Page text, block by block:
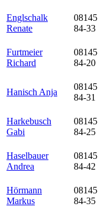
Englschalk
Renate
08145
84-33
Furtmeier
Richard
08145
84-20
Hanisch Anja
08145
84-31
Harkebusch
Gabi
08145
84-25
Haselbauer
Andrea
08145
84-42
Hörmann
Markus
08145
84-35